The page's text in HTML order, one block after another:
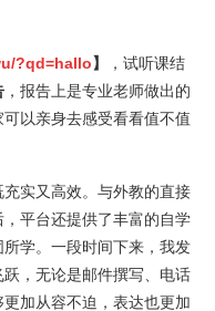
?qd=hallo】
，试听课结
，报告上是专业老师做出的
以亲身去感受看看值不值
实又高效。与外教的直接
平台还提供了丰富的自学
学。一段时间下来，我发
，无论是邮件撰写、电话
加从容不迫，表达也更加